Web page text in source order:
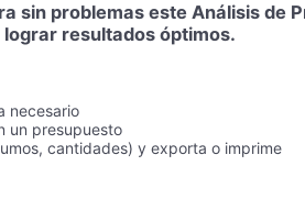
sin problemas este Análisis
resultados óptimos.
necesario
un presupuesto
cantidades) y exporta o imprime